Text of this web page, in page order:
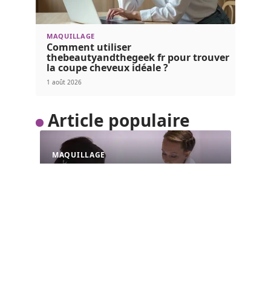
MAQUILLAGE
Comment utiliser
thebeautyandthegeek fr pour trouver
la coupe cheveux idéale ?
1 août 2026
Article populaire
MAQUILLAGE